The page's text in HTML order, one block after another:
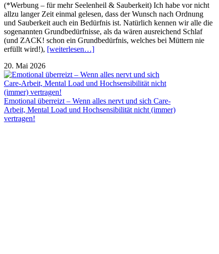
(*Werbung – für mehr Seelenheil & Sauberkeit) Ich habe vor nicht
allzu langer Zeit einmal gelesen, dass der Wunsch nach Ordnung
und Sauberkeit auch ein Bedürfnis ist. Natürlich kennen wir alle die
sogenannten Grundbedürfnisse, als da wären ausreichend Schlaf
(und ZACK! schon ein Grundbedürfnis, welches bei Müttern nie
erfüllt wird!), [weiterlesen…]
20. Mai 2026
Emotional überreizt – Wenn alles nervt und sich Care-
Arbeit, Mental Load und Hochsensibilität nicht (immer)
vertragen!